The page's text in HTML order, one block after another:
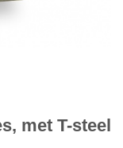
met T-steel